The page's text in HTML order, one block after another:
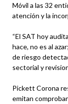
Móvil a las 32
atención y la
“El SAT hoy
hace, no es al
de riesgo
sectorial y
Pickett Corona
emitan